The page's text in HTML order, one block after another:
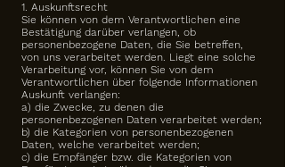
1. Auskunftsrecht
Sie können von dem Verantwortlichen eine
Bestätigung darüber verlangen, ob
personenbezogene Daten, die Sie betreffen,
von uns verarbeitet werden. Liegt eine solche
Verarbeitung vor, können Sie von dem
Verantwortlichen über folgende Informationen
Auskunft verlangen:
a) die Zwecke, zu denen die
personenbezogenen Daten verarbeitet werden;
b) die Kategorien von personenbezogenen
Daten, welche verarbeitet werden;
c) die Empfänger bzw. die Kategorien von